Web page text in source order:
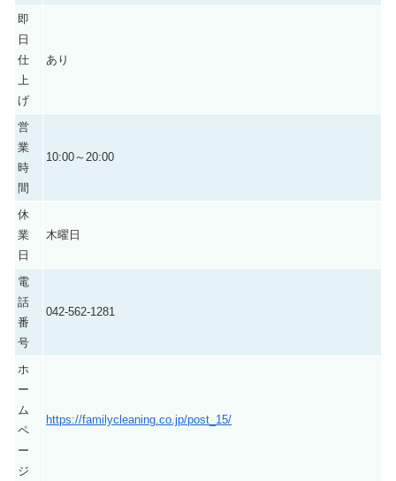
即
日
仕
上
げ
あり
営
業
時
間
10:00～20:00
休
業
日
木曜日
電
話
番
号
042-562-1281
ホ
ー
ム
ペ
ー
ジ
https://familycleaning.co.jp/post_15/